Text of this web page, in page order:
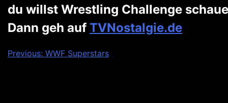
du willst Wrestling Challenge
Dann geh auf TVNostalgie.de
Beitragsnavigation
Previous: WWF Superstars